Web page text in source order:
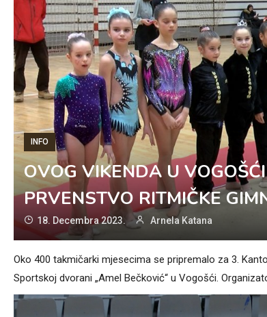
INFO
OVOG VIKENDA U
PRVENSTVO RITMIČKE
18. Decembra 2023. Arnela Katana
Oko 400 takmičarki mjesecima se pripremalo za 3.
Sportskoj dvorani „Amel Bečković“ u Vogošći.